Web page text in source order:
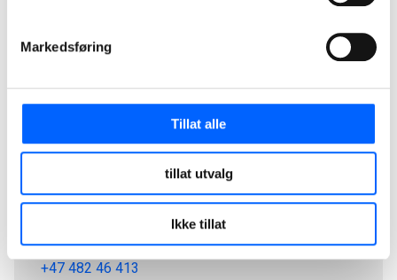
Markedsføring
Tillat alle
tillat utvalg
Ikke tillat
Gunnar Svein Ulvestad
Konseptansvarlig Badeanlegg, Samspill, NCC
+47 482 46 413